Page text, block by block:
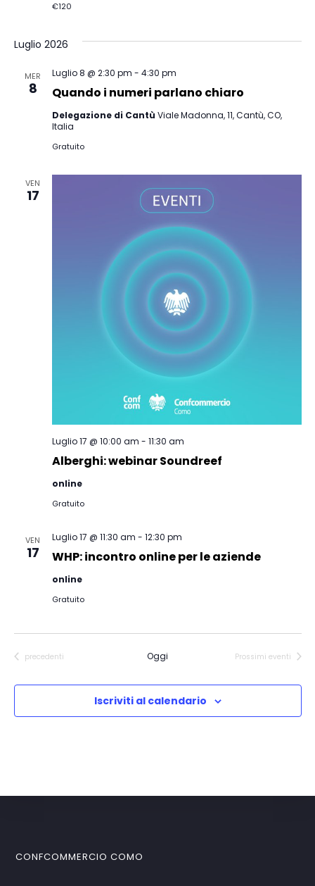
€120
Luglio 2026
MER
8 Quando i numeri parlano chiaro
Luglio 8 @ 2:30 pm - 4:30 pm
Delegazione di Cantù Viale Madonna, 11, Cantù, CO,
Italia
Gratuito
VEN
17
Alberghi: webinar Soundreef
Luglio 17 @ 10:00 am - 11:30 am
online
Gratuito
VEN
17 WHP: incontro online per le aziende
Luglio 17 @ 11:30 am - 12:30 pm
online
Gratuito
Eventi
precedenti Oggi Prossimi eventi
Iscriviti al calendario
CONFCOMMERCIO COMO